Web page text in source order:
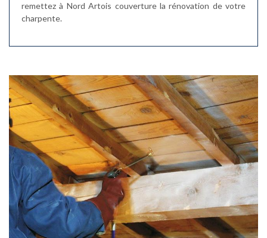
remettez à Nord Artois couverture la rénovation de votre
charpente.